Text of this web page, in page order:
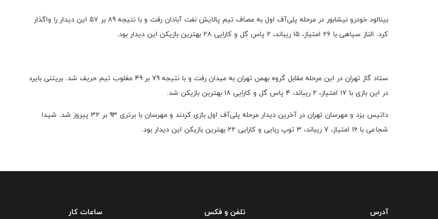
بینالود خودرو نیشابور در مرحله پلی‌آف اول به مصاف تیم پالایش نفت آبادان رفت و با نتیجه ۸۹ بر ۵۷ این دیدار را واگذار
کرد. الناز سیاهی با ۲۶ امتیاز، ۱۵ ریباند، ۲ پاس گل و کارایی ۲۸ بهترین بازیکن این دیدار بود.
ستاد گاز تهران در این مرحله مقابل گروه بهمن تهران به میدان رفت و با نتیجه ۷۹ بر ۴۹ مغلوب تیم حریف شد. بریتنی بایرد
در این بازی با ۱۷ امتیاز، ۲ ریباند، ۴ پاس گل و کارایی ۱۸ بهترین بازیکن شد.
داتیس یزد و مهرسان تهران در آخرین دیدار مرحله پلی‌آف اول بازی کردند و مهرسان با برتری ۹۳ بر ۳۲ پیروز شد. شیدا
شجاعی با ۱۶ امتیاز، ۷ ریباند، ۳ توپ ربایی و کارایی ۲۲ بهترین بازیکن این دیدار بود.
آدرس تلفن و فکس ساعات کار